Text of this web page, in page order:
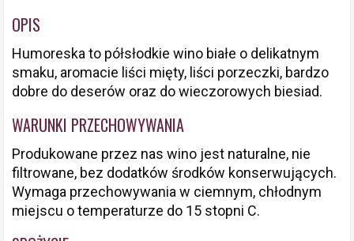
OPIS
Humoreska to półsłodkie wino białe o delikatnym
smaku, aromacie liści mięty, liści porzeczki, bardzo
dobre do deserów oraz do wieczorowych biesiad.
WARUNKI PRZECHOWYWANIA
Produkowane przez nas wino jest naturalne, nie
filtrowane, bez dodatków środków konserwujących.
Wymaga przechowywania w ciemnym, chłodnym
miejscu o temperaturze do 15 stopni C.